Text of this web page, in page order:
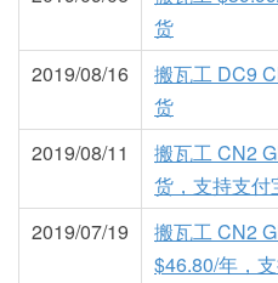
货
2019/08/16
搬瓦工 DC9
货
2019/08/11
搬瓦工 CN2
货，支持支付
2019/07/19
搬瓦工 CN2
$46.80/年，